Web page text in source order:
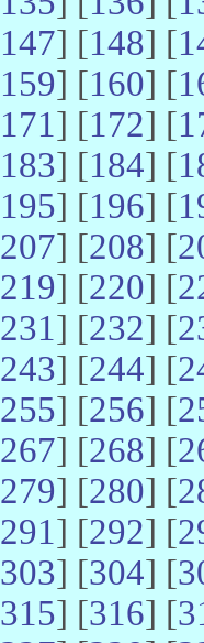
147] [148] [
159] [160] [
171] [172] [
183] [184] [
195] [196] [
207] [208] [
219] [220] [
231] [232] [
243] [244] [
255] [256] [
267] [268] [
279] [280] [
291] [292] [
303] [304] [
315] [316] [